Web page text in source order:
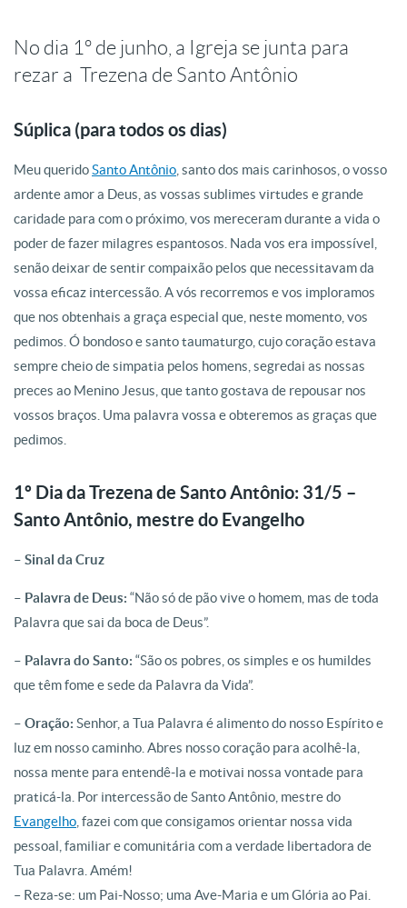
No dia 1º de junho, a Igreja se junta para
rezar a Trezena de Santo Antônio
Súplica (para todos os dias)
Meu queridoSanto Antônio , santo dos mais carinhosos, o vosso
ardente amor a Deus, as vossas sublimes virtudes e grande
caridade para com o próximo, vos mereceram durante a vida o
poder de fazer milagres espantosos. Nada vos era impossível,
senão deixar de sentir compaixão pelos que necessitavam da
vossa eficaz intercessão. A vós recorremos e vos imploramos
que nos obtenhais a graça especial que, neste momento, vos
pedimos. Ó bondoso e santo taumaturgo, cujo coração estava
sempre cheio de simpatia pelos homens, segredai as nossas
preces ao Menino Jesus, que tanto gostava de repousar nos
vossos braços. Uma palavra vossa e obteremos as graças que
pedimos.
1º Dia da Trezena de Santo Antônio: 31/5 –
Santo Antônio, mestre do Evangelho
– Sinal da Cruz
– Palavra de Deus: “Não só de pão vive o homem, mas de toda
Palavra que sai da boca de Deus”.
– Palavra do Santo: “São os pobres, os simples e os humildes
que têm fome e sede da Palavra da Vida”.
– Oração: Senhor, a Tua Palavra é alimento do nosso Espírito e
luz em nosso caminho. Abres nosso coração para acolhê-la,
nossa mente para entendê-la e motivai nossa vontade para
praticá-la. Por intercessão de Santo Antônio, mestre do
Evangelho , fazei com que consigamos orientar nossa vida
pessoal, familiar e comunitária com a verdade libertadora de
Tua Palavra. Amém!
– Reza-se: um Pai-Nosso; uma Ave-Maria e um Glória ao Pai.